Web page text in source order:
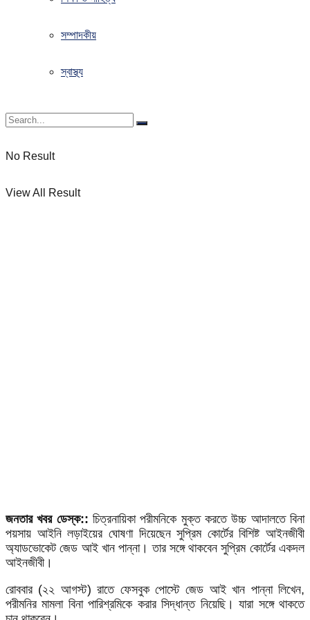
সম্পাদকীয়
স্বাস্থ্য
No Result
View All Result
জনতার খবর ডেস্ক:: চিত্রনায়িকা পরীমনিকে মুক্ত করতে উচ্চ আদালতে বিনা
পয়সায় আইনি লড়াইয়ের ঘোষণা দিয়েছেন সুপ্রিম কোর্টের বিশিষ্ট আইনজীবী
অ্যাডভোকেট জেড আই খান পান্না। তার সঙ্গে থাকবেন সুপ্রিম কোর্টের একদল
আইনজীবী।
রোববার (২২ আগস্ট) রাতে ফেসবুক পোস্টে জেড আই খান পান্না লিখেন,
পরীমনির মামলা বিনা পারিশ্রমিকে করার সিদ্ধান্ত নিয়েছি। যারা সঙ্গে থাকতে